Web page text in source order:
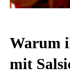
Warum
mit